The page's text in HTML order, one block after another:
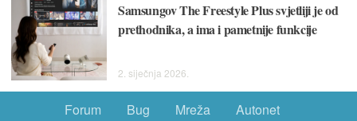
Samsungov The Freestyle Plus svjetliji je od
prethodnika, a ima i pametnije funkcije
2. siječnja 2026.
Forum Bug Mreža
Autonet